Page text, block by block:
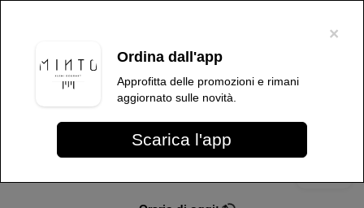
Sushi Minto
Sushi Minto Più info
×
Ordina dall'app
Approfitta delle promozioni e rimani
aggiornato sulle novità.
Scarica l'app